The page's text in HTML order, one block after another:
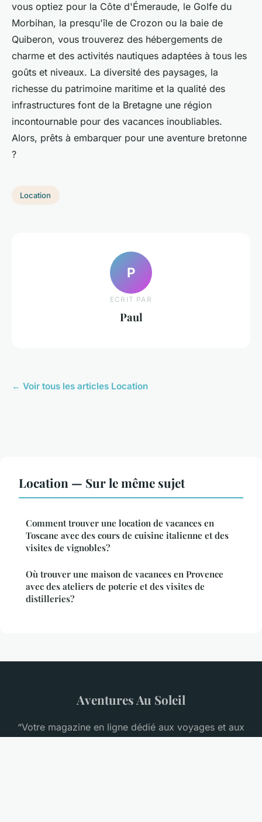
vous optiez pour la Côte d'Émeraude, le Golfe du
Morbihan, la presqu'île de Crozon ou la baie de
Quiberon, vous trouverez des hébergements de
charme et des activités nautiques adaptées à tous les
goûts et niveaux. La diversité des paysages, la
richesse du patrimoine maritime et la qualité des
infrastructures font de la Bretagne une région
incontournable pour des vacances inoubliables.
Alors, prêts à embarquer pour une aventure bretonne
?
Location
P
ECRIT PAR
Paul
← Voir tous les articles Location
Location — Sur le même sujet
Comment trouver une location de vacances en
Toscane avec des cours de cuisine italienne et des
visites de vignobles?
Où trouver une maison de vacances en Provence
avec des ateliers de poterie et des visites de
distilleries?
Aventures Au Soleil
“Votre magazine en ligne dédié aux voyages et aux